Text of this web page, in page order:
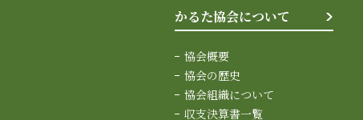
かるた協会について
協会概要
協会の歴史
協会組織について
収支決算書一覧